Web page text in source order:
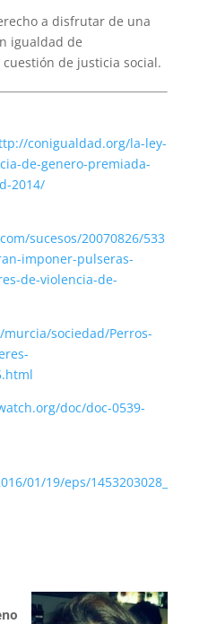
a disfrutar de una
igualdad de
de justicia social.
conigualdad.org/la-ley-
de-genero-premiada-
2014/
sucesos/20070826/533
imponer-pulseras-
de-violencia-de-
sociedad/Perros-
doc/doc-0539-
01/19/eps/1453203028_